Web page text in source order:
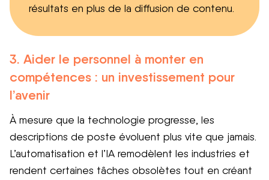
résultats en plus de la diffusion de contenu.
3. Aider le personnel à monter en
compétences : un investissement pour
l’avenir
À mesure que la technologie progresse, les
descriptions de poste évoluent plus vite que jamais.
L’automatisation et l’IA remodèlent les industries et
rendent certaines tâches obsolètes tout en créant